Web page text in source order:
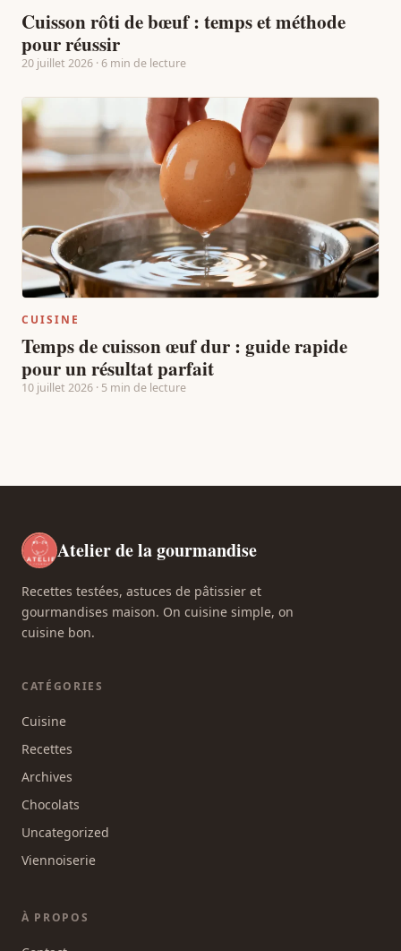
Cuisson rôti de bœuf : temps et méthode
pour réussir
20 juillet 2026 · 6 min de lecture
CUISINE
Temps de cuisson œuf dur : guide rapide
pour un résultat parfait
10 juillet 2026 · 5 min de lecture
Atelier de la gourmandise
Recettes testées, astuces de pâtissier et
gourmandises maison. On cuisine simple, on
cuisine bon.
CATÉGORIES
Cuisine
Recettes
Archives
Chocolats
Uncategorized
Viennoiserie
À PROPOS